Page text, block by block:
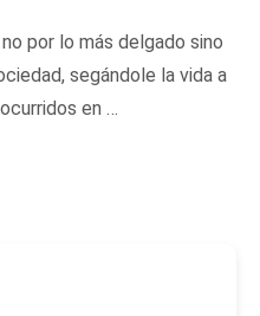
por lo más delgado sino
segándole la vida a
en …